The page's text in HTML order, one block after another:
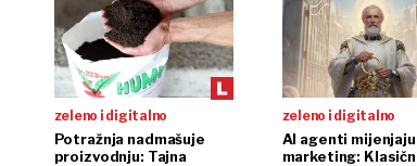
zeleno i digitalno
Potražnja nadmašuje
proizvodnju: Tajna
zeleno i digitalno
AI agenti mijenjaju
marketing: